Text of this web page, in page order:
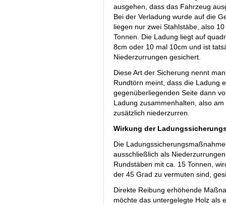
ausgehen, dass das Fahrzeug
Bei der Verladung wurde auf die
liegen nur zwei Stahlstäbe, also
Tonnen. Die Ladung liegt auf
8cm oder 10 mal 10cm und ist
Niederzurrungen gesichert.
Diese Art der Sicherung nennt
Rundtörn meint, dass die Ladung
gegenüberliegenden Seite dann
Ladung zusammenhalten, also
zusätzlich niederzurren.
Wirkung der
Die
ausschließlich als
Rundstäben mit ca. 15 Tonnen,
der 45 Grad zu vermuten sind,
Direkte Reibung erhöhende
möchte das untergelegte Holz als